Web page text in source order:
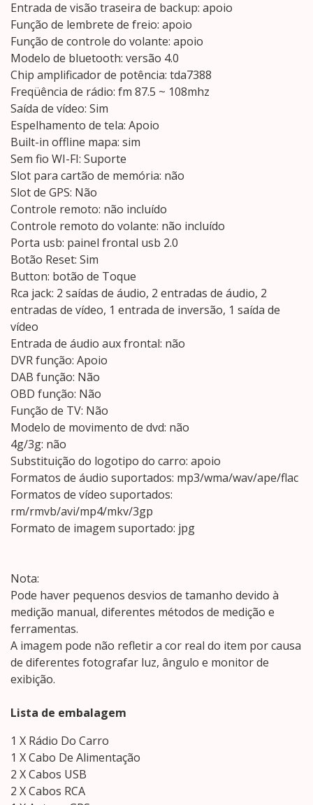
Entrada de visão traseira de backup: apoio
Função de lembrete de freio: apoio
Função de controle do volante: apoio
Modelo de bluetooth: versão 4.0
Chip amplificador de potência: tda7388
Freqüência de rádio: fm 87.5 ~ 108mhz
Saída de vídeo: Sim
Espelhamento de tela: Apoio
Built-in offline mapa: sim
Sem fio WI-FI: Suporte
Slot para cartão de memória: não
Slot de GPS: Não
Controle remoto: não incluído
Controle remoto do volante: não incluído
Porta usb: painel frontal usb 2.0
Botão Reset: Sim
Button: botão de Toque
Rca jack: 2 saídas de áudio, 2 entradas de áudio, 2
entradas de vídeo, 1 entrada de inversão, 1 saída de
vídeo
Entrada de áudio aux frontal: não
DVR função: Apoio
DAB função: Não
OBD função: Não
Função de TV: Não
Modelo de movimento de dvd: não
4g/3g: não
Substituição do logotipo do carro: apoio
Formatos de áudio suportados: mp3/wma/wav/ape/flac
Formatos de vídeo suportados:
rm/rmvb/avi/mp4/mkv/3gp
Formato de imagem suportado: jpg
Nota:
Pode haver pequenos desvios de tamanho devido à
medição manual, diferentes métodos de medição e
ferramentas.
A imagem pode não refletir a cor real do item por causa
de diferentes fotografar luz, ângulo e monitor de
exibição.
Lista de embalagem
1 X Rádio Do Carro
1 X Cabo De Alimentação
2 X Cabos USB
2 X Cabos RCA